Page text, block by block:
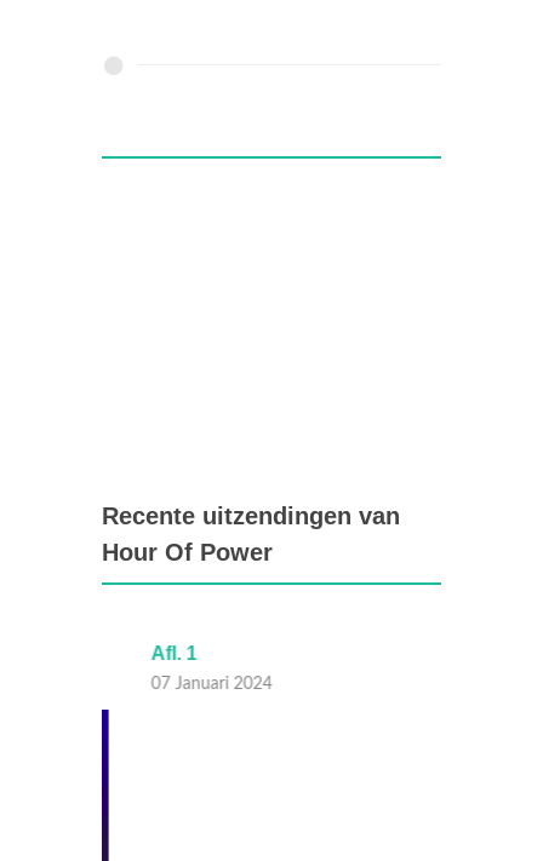
Recente uitzendingen van
Hour Of Power
Afl. 1
07 Januari 2024